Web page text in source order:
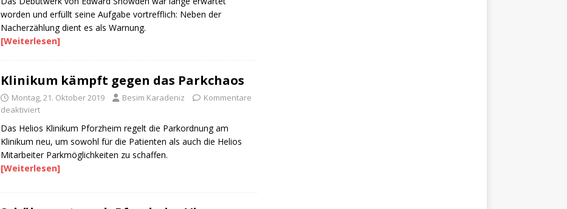
worden und erfüllt seine Aufgabe vortrefflich: Neben der
Nacherzählung dient es als Warnung.
[Weiterlesen]
Klinikum kämpft gegen das Parkchaos
Montag, 21. Oktober 2019 Besim Karadeniz
Kommentare
deaktiviert
Das Helios Klinikum Pforzheim regelt die Parkordnung am
Klinikum neu, um sowohl für die Patienten als auch die Helios
Mitarbeiter Parkmöglichkeiten zu schaffen.
[Weiterlesen]